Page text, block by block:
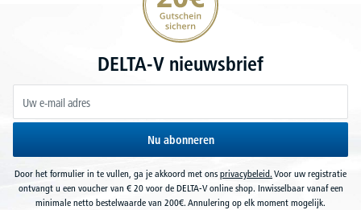
DELTA-V nieuwsbrief
Nu abonneren
Door het formulier in te vullen, ga je akkoord met ons privacybeleid. Voor uw registratie
ontvangt u een voucher van € 20 voor de DELTA-V online shop. Inwisselbaar vanaf een
minimale netto bestelwaarde van 200€. Annulering op elk moment mogelijk.